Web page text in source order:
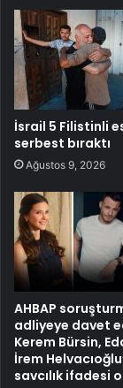
İsrail 5 Filistinli
serbest bıraktı
Ağustos 9, 2026
AHBAP
adliyeye davet
Kerem Bürsin,
İrem
savcılık ifadesi